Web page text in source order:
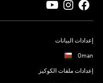
إعدادات البيانات
Oman
إعدادات ملفات الكوكيز